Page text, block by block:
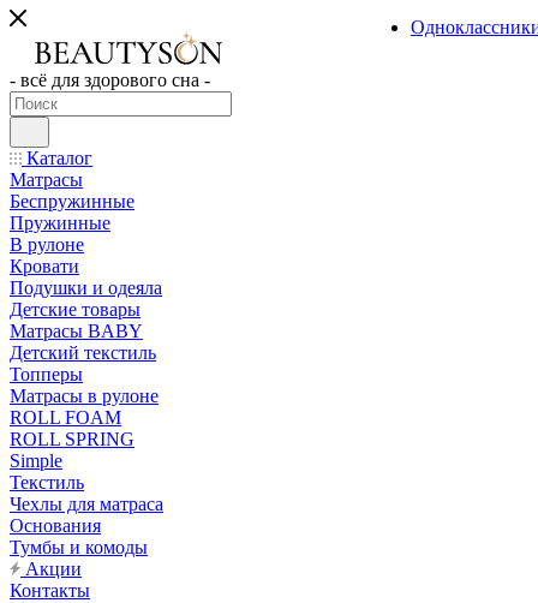
- всё для здорового сна -
Каталог
Матрасы
Беспружинные
Пружинные
В рулоне
Кровати
Подушки и одеяла
Детские товары
Матрасы BABY
Детский текстиль
Топперы
Матрасы в рулоне
ROLL FOAM
ROLL SPRING
Simple
Текстиль
Чехлы для матраса
Основания
Тумбы и комоды
Акции
Контакты